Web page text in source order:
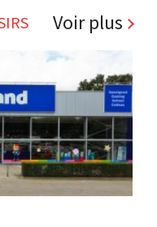
Voir plus